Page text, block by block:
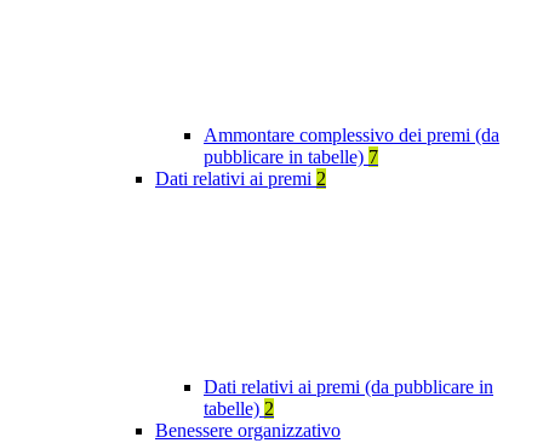
Ammontare complessivo dei premi (da
pubblicare in tabelle) 7
Dati relativi ai premi 2
Dati relativi ai premi (da pubblicare in
tabelle) 2
Benessere organizzativo